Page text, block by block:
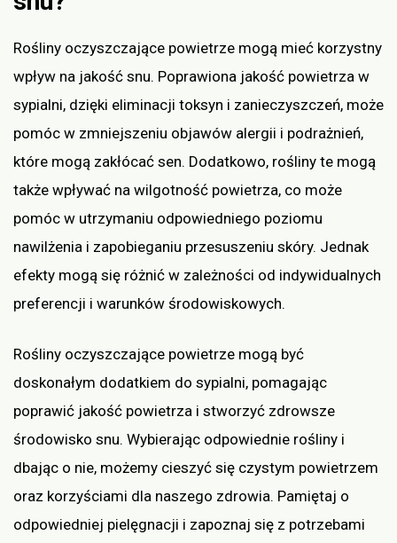
Rośliny oczyszczające powietrze mogą mieć korzystny
wpływ na jakość snu. Poprawiona jakość powietrza w
sypialni, dzięki eliminacji toksyn i zanieczyszczeń, może
pomóc w zmniejszeniu objawów alergii i podrażnień,
które mogą zakłócać sen. Dodatkowo, rośliny te mogą
także wpływać na wilgotność powietrza, co może
pomóc w utrzymaniu odpowiedniego poziomu
nawilżenia i zapobieganiu przesuszeniu skóry. Jednak
efekty mogą się różnić w zależności od indywidualnych
preferencji i warunków środowiskowych.
Rośliny oczyszczające powietrze mogą być
doskonałym dodatkiem do sypialni, pomagając
poprawić jakość powietrza i stworzyć zdrowsze
środowisko snu. Wybierając odpowiednie rośliny i
dbając o nie, możemy cieszyć się czystym powietrzem
oraz korzyściami dla naszego zdrowia. Pamiętaj o
odpowiedniej pielęgnacji i zapoznaj się z potrzebami